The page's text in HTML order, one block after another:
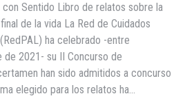
con Sentido Libro de relatos sobre la
de la vida La Red de Cuidados
ha celebrado -entre
2021- su II Concurso de
han sido admitidos a concurso
elegido para los relatos ha…